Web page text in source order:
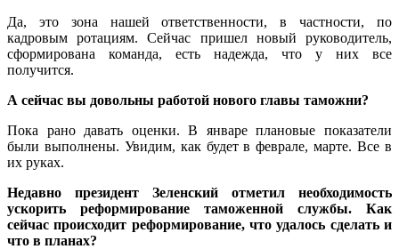
Да, это зона нашей ответственности, в частности, по
кадровым ротациям. Сейчас пришел новый руководитель,
сформирована команда, есть надежда, что у них все
получится.
А сейчас вы довольны работой нового главы таможни?
Пока рано давать оценки. В январе плановые показатели
были выполнены. Увидим, как будет в феврале, марте. Все в
их руках.
Недавно президент Зеленский отметил необходимость
ускорить реформирование таможенной службы. Как
сейчас происходит реформирование, что удалось сделать и
что в планах?